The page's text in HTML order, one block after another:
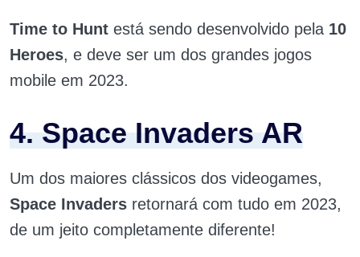
Time to Hunt está sendo desenvolvido pela 10
Heroes, e deve ser um dos grandes jogos
mobile em 2023.
4. Space Invaders AR
Um dos maiores clássicos dos videogames,
Space Invaders retornará com tudo em 2023,
de um jeito completamente diferente!